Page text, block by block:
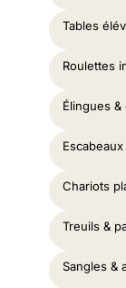
Tables
Roulettes
Élingues &
Chariots
Treuils &
Sangles &